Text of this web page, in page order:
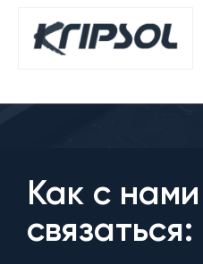
Как с нами
связаться: